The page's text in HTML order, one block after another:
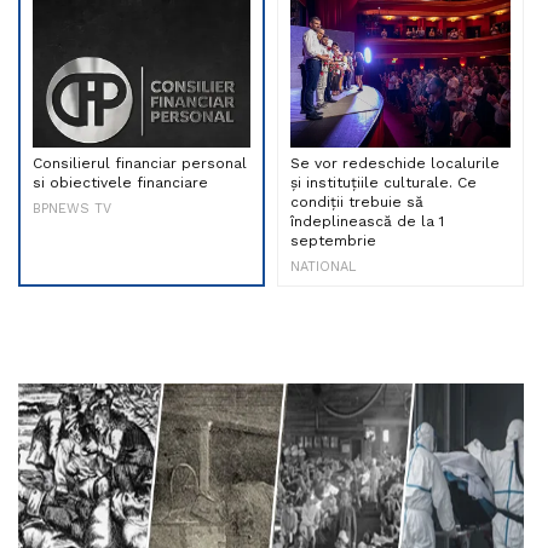
Consilierul financiar personal
si obiectivele financiare
BPNEWS TV
Se vor redeschide localurile
și instituțiile culturale. Ce
condiții trebuie să
îndeplinească de la 1
septembrie
NATIONAL